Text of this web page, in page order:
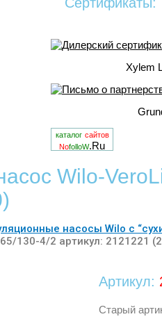
Xylem
каталог сайтов
NofolloW.Ru
Wilo-
насосы Wilo с
130-4/2 артикул: 2121221
Артикул:
Старый